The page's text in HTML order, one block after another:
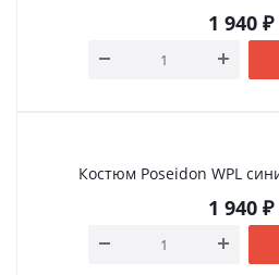
1 940₽
Костюм Poseidon WPL
1 940₽